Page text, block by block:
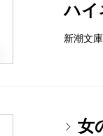
ハイ
新潮文
女